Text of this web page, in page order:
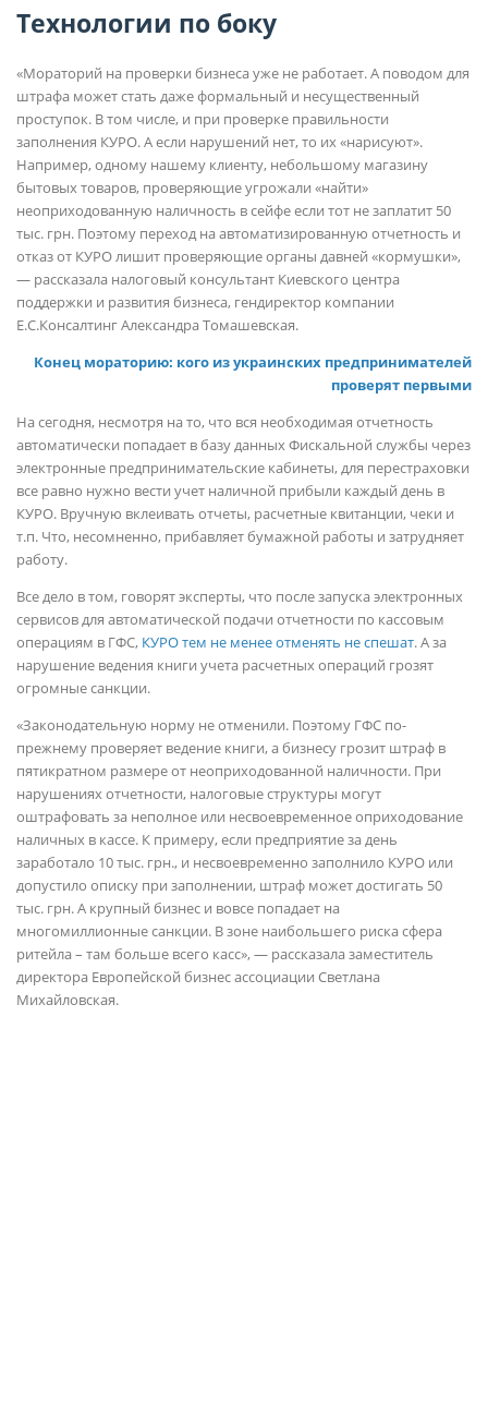
Технологии по боку
«Мораторий на проверки бизнеса уже не работает. А поводом для
штрафа может стать даже формальный и несущественный
проступок. В том числе, и при проверке правильности
заполнения КУРО. А если нарушений нет, то их «нарисуют».
Например, одному нашему клиенту, небольшому магазину
бытовых товаров, проверяющие угрожали «найти»
неоприходованную наличность в сейфе если тот не заплатит 50
тыс. грн. Поэтому переход на автоматизированную отчетность и
отказ от КУРО лишит проверяющие органы давней «кормушки»,
— рассказала налоговый консультант Киевского центра
поддержки и развития бизнеса, гендиректор компании
Е.С.Консалтинг Александра Томашевская.
Конец мораторию: кого из украинских предпринимателей
проверят первыми
На сегодня, несмотря на то, что вся необходимая отчетность
автоматически попадает в базу данных Фискальной службы через
электронные предпринимательские кабинеты, для перестраховки
все равно нужно вести учет наличной прибыли каждый день в
КУРО. Вручную вклеивать отчеты, расчетные квитанции, чеки и
т.п. Что, несомненно, прибавляет бумажной работы и затрудняет
работу.
Все дело в том, говорят эксперты, что после запуска электронных
сервисов для автоматической подачи отчетности по кассовым
операциям в ГФС, КУРО тем не менее отменять не спешат. А за
нарушение ведения книги учета расчетных операций грозят
огромные санкции.
«Законодательную норму не отменили. Поэтому ГФС по-
прежнему проверяет ведение книги, а бизнесу грозит штраф в
пятикратном размере от неоприходованной наличности. При
нарушениях отчетности, налоговые структуры могут
оштрафовать за неполное или несвоевременное оприходование
наличных в кассе. К примеру, если предприятие за день
заработало 10 тыс. грн., и несвоевременно заполнило КУРО или
допустило описку при заполнении, штраф может достигать 50
тыс. грн. А крупный бизнес и вовсе попадает на
многомиллионные санкции. В зоне наибольшего риска сфера
ритейла – там больше всего касс», — рассказала заместитель
директора Европейской бизнес ассоциации Светлана
Михайловская.